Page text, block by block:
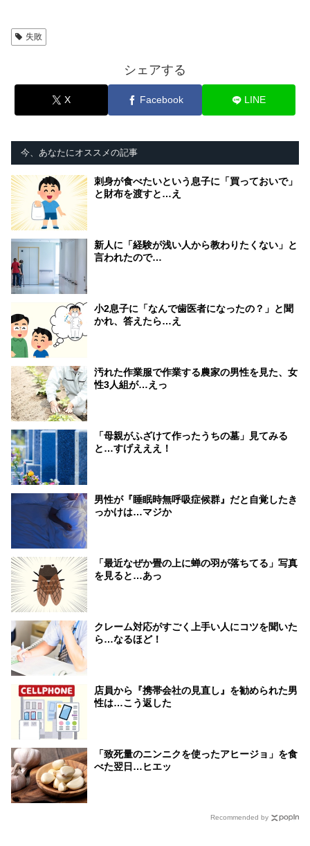
失敗
シェアする
X Facebook LINE
今、あなたにオススメの記事
刺身が食べたいという息子に「買っておいで」
と財布を渡すと…え
新人に「経験が浅い人から教わりたくない」と
言われたので…
小2息子に「なんで歯医者になったの？」と聞
かれ、答えたら…え
汚れた作業服で作業する農家の男性を見た、女
性3人組が…えっ
「母親がふざけて作ったうちの墓」見てみる
と…すげえええ！
男性が『睡眠時無呼吸症候群』だと自覚したき
っかけは…マジか
「最近なぜか畳の上に蝉の羽が落ちてる」写真
を見ると…あっ
クレーム対応がすごく上手い人にコツを聞いた
ら…なるほど！
店員から『携帯会社の見直し』を勧められた男
性は…こう返した
「致死量のニンニクを使ったアヒージョ」を食
べた翌日…ヒエッ
Recommended by